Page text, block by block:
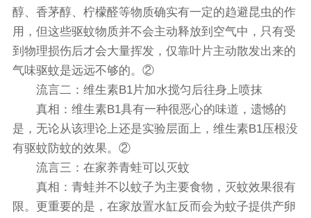
醇、香茅醇、柠檬醛等物质确实有一定的趋避昆虫的作
用，但这些驱蚊物质并不会主动释放到空气中，只有受
到物理损伤后才会大量挥发，仅靠叶片主动散发出来的
气味驱蚊是远远不够的。②
流言二：维生素B1片加水搅匀后往身上喷抹
真相：维生素B1具有一种很恶心的味道，遗憾的
是，无论从该理论上还是实验层面上，维生素B1压根没
有驱蚊防蚊的效果。②
流言三：在家养青蛙可以灭蚊
真相：青蛙并不以蚊子为主要食物，灭蚊效果很有
限。更重要的是，在家放置水缸反而会为蚊子提供产卵